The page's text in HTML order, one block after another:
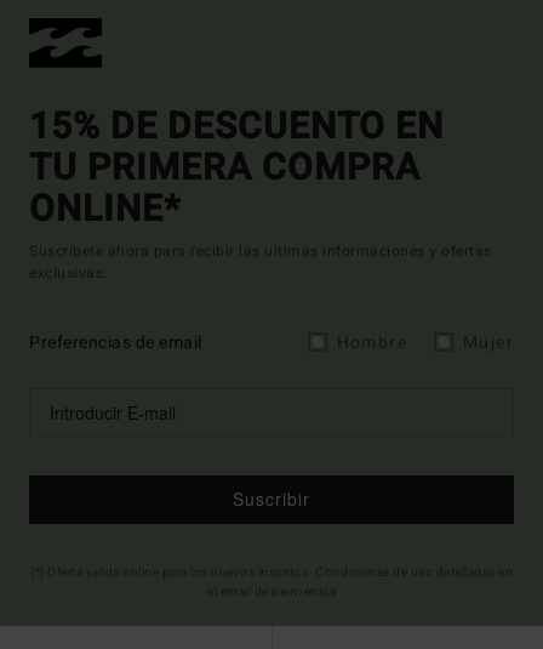
15% DE DESCUENTO EN
TU PRIMERA COMPRA
ONLINE*
Suscríbete ahora para recibir las ultimas informaciones y ofertas
exclusivas.
Preferencias de email
Suscribir